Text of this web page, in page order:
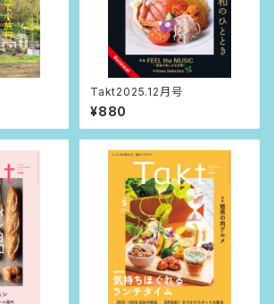
Takt2025.12月号
¥880